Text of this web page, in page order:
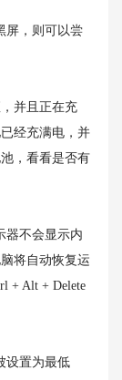
，则可以尝
并且正在充
经充满电，并
，看看是否有
不会显示内
将自动恢复运
+ Alt + Delete
置为最低